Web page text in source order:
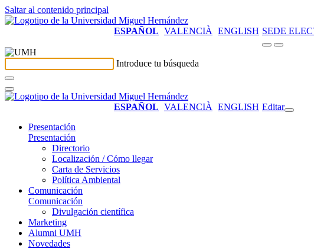
Saltar al contenido principal
ESPAÑOL VALENCIÀ ENGLISH SEDE
Introduce tu búsqueda
ESPAÑOL VALENCIÀ ENGLISH Editar
Presentación
Presentación
Directorio
Localización / Cómo llegar
Carta de Servicios
Política Ambiental
Comunicación
Comunicación
Divulgación científica
Marketing
Alumni UMH
Novedades